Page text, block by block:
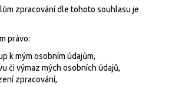
zpracování dle tohoto souhlasu je
právo:
k mým osobním údajům,
či výmaz mých osobních údajů,
zpracování,